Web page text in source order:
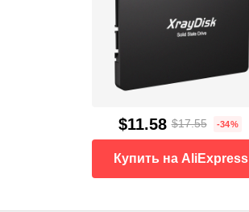
$11.58 $17.55 -34%
Купить на AliExpress